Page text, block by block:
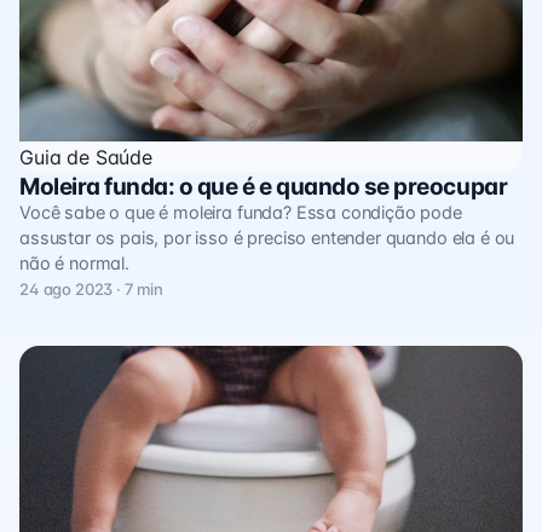
Guia de Saúde
Moleira funda: o que é e quando se preocupar
Você sabe o que é moleira funda? Essa condição pode
assustar os pais, por isso é preciso entender quando ela é ou
não é normal.
24 ago 2023 · 7 min